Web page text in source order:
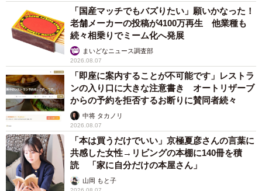
「国産マッチでもバズりたい」願いかなった！
老舗メーカーの投稿が4100万再生 他業種も
続々相乗りでミーム化へ発展
まいどなニュース調査部
2026.08.07
「即座に案内することが不可能です」レストラ
ンの入り口に大きな注意書き オートリザーブ
からの予約を拒否するお断りに賛同者続々
中将 タカノリ
2026.08.07
「本は買うだけでいい」京極夏彦さんの言葉に
共感した女性→リビングの本棚に140冊を積
読 「家に自分だけの本屋さん」
山岡 もと子